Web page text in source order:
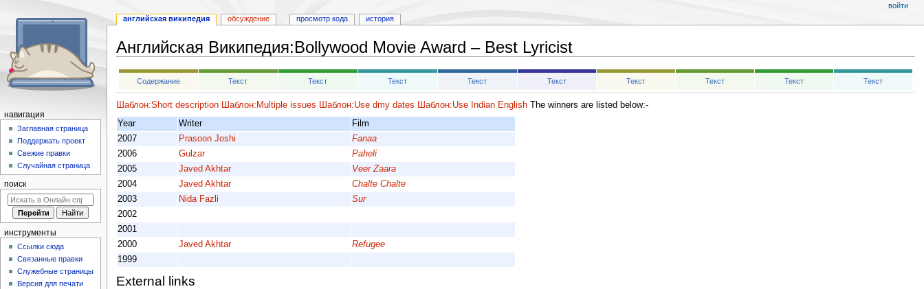
Английская Википедия:Bollywood Movie Award – Best Lyricist
Перейти
Перейти
Содержание Текст Текст Текст Текст Текст Текст Текст Текст Текст
Шаблон:Short description Шаблон:Multiple issues Шаблон:Use dmy dates Шаблон:Use Indian EnglishThe winners are listed below:-
Year
Writer
Film
2007
Prasoon Joshi
Fanaa
2006
Gulzar
Paheli
2005
Javed Akhtar
Veer Zaara
2004
Javed Akhtar
Chalte Chalte
2003
Nida Fazli
Sur
2002
2001
2000
Javed Akhtar
Refugee
1999
External links
английская википедия обсуждение просмотр кода история
войти
навигация
Заглавная страница
Поддержать проект
Свежие правки
Случайная страница
поиск
инструменты
Ссылки сюда
Связанные правки
Служебные страницы
Версия для печати